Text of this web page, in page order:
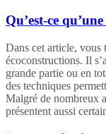
Qu’est-ce
Dans cet article, vous
écoconstructions. Il
grande partie ou en
des techniques
Malgré de nombreux
présentent aussi